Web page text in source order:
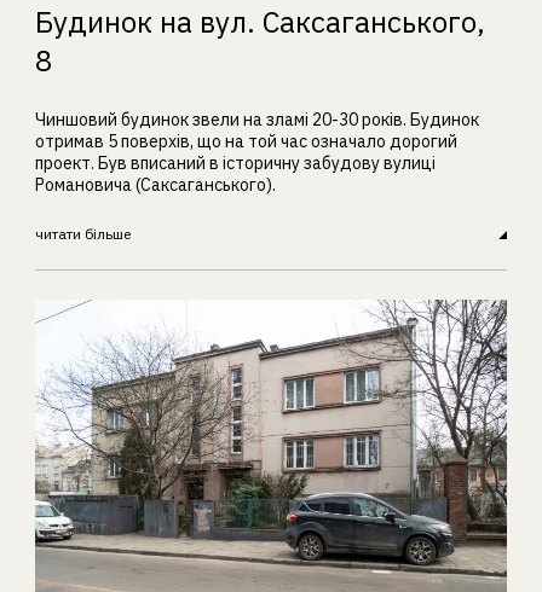
Будинок на вул. Саксаганського,
8
Чиншовий будинок звели на зламі 20-30 років. Будинок
отримав 5 поверхів, що на той час означало дорогий
проект. Був вписаний в історичну забудову вулиці
Романовича (Саксаганського).
читати більше